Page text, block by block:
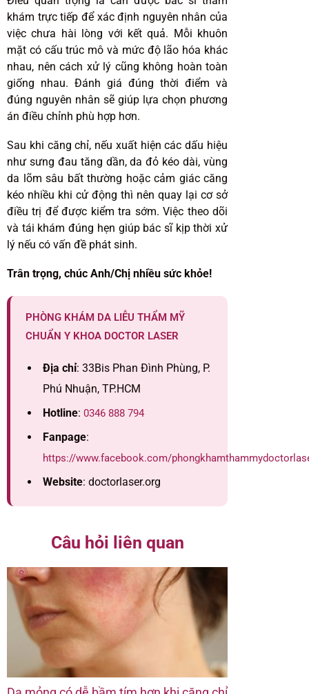
khám trực tiếp để xác định nguyên nhân của
việc chưa hài lòng với kết quả. Mỗi khuôn
mặt có cấu trúc mô và mức độ lão hóa khác
nhau, nên cách xử lý cũng không hoàn toàn
giống nhau. Đánh giá đúng thời điểm và
đúng nguyên nhân sẽ giúp lựa chọn phương
án điều chỉnh phù hợp hơn.
Sau khi căng chỉ, nếu xuất hiện các dấu hiệu
như sưng đau tăng dần, da đỏ kéo dài, vùng
da lõm sâu bất thường hoặc cảm giác căng
kéo nhiều khi cử động thì nên quay lại cơ sở
điều trị để được kiểm tra sớm. Việc theo dõi
và tái khám đúng hẹn giúp bác sĩ kịp thời xử
lý nếu có vấn đề phát sinh.
Trân trọng, chúc Anh/Chị nhiều sức khỏe!
PHÒNG KHÁM DA LIỄU THẨM MỸ
CHUẨN Y KHOA DOCTOR LASER
Địa chỉ: 33Bis Phan Đình Phùng, P.
Phú Nhuận, TP.HCM
Hotline: 0346 888 794
Fanpage:
https://www.facebook.com/
Website: doctorlaser.org
Câu hỏi liên quan